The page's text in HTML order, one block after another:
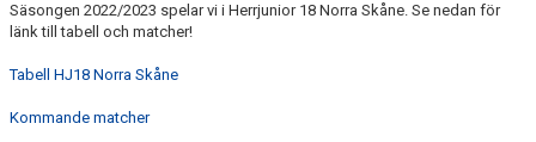
Säsongen 2022/2023 spelar vi i Herrjunior 18 Norra Skåne. Se nedan för
länk till tabell och matcher!
Tabell HJ18 Norra Skåne
Kommande matcher